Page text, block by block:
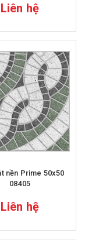
Liên hệ
nền Prime 50x50
08405
Liên hệ